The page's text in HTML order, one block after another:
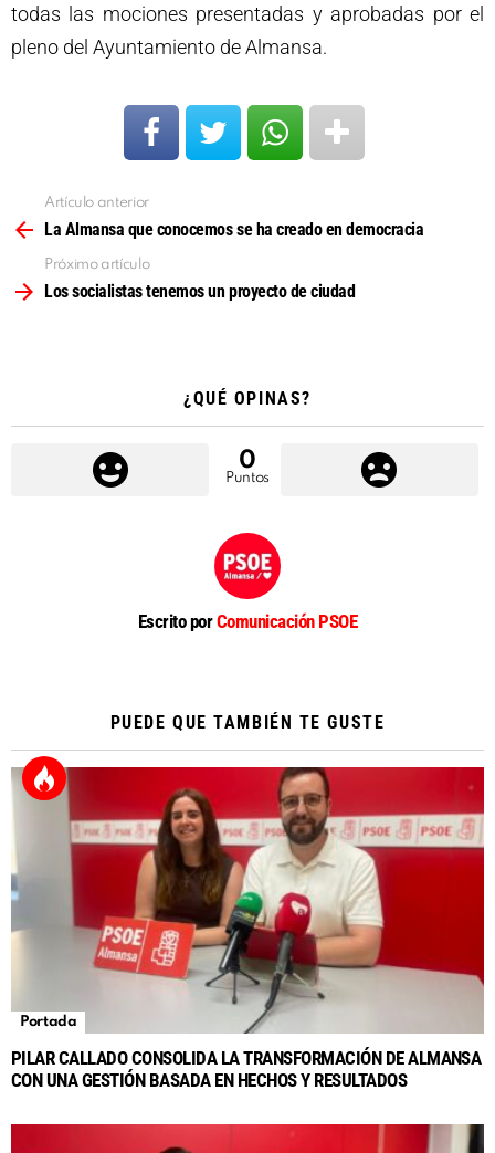
todas las mociones presentadas y aprobadas por el
pleno del Ayuntamiento de Almansa.
más
Artículo anterior
La Almansa que conocemos se ha creado en democracia
Próximo artículo
Los socialistas tenemos un proyecto de ciudad
¿QUÉ OPINAS?
0
Puntos
Escrito porComunicación PSOE
PUEDE QUE TAMBIÉN TE GUSTE
Portada
PILAR CALLADO CONSOLIDA LA TRANSFORMACIÓN DE ALMANSA
CON UNA GESTIÓN BASADA EN HECHOS Y RESULTADOS